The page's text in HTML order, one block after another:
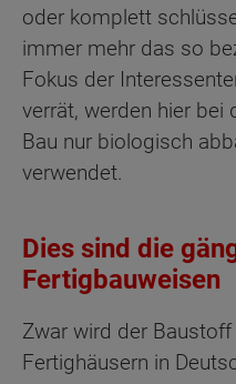
oder komplett
immer mehr das so
Fokus der
verrät, werden hier bei
Bau nur biologisch
verwendet.
Dies sind die
Fertigbauweisen
Zwar wird der
Fertighäusern in